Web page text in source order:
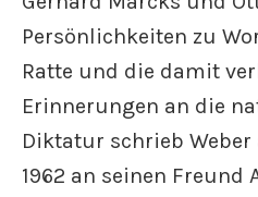
Persönlichkeiten zu
Ratte und die damit
Erinnerungen an die
Diktatur schrieb Weber
1962 an seinen Freund